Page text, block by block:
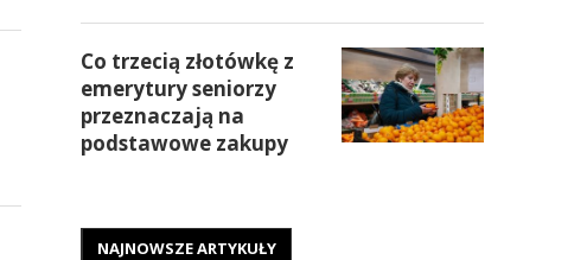
Co trzecią złotówkę z
emerytury seniorzy
przeznaczają na
podstawowe zakupy
NAJNOWSZE ARTYKUŁY